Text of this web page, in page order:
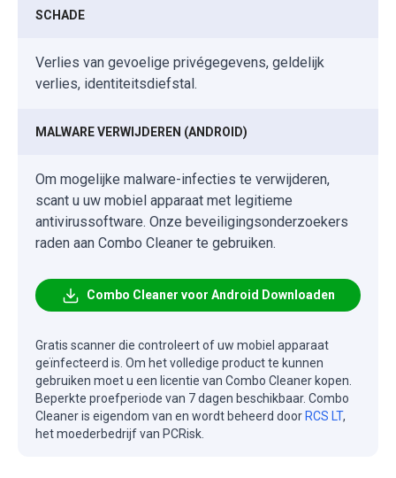
SCHADE
Verlies van gevoelige privégegevens, geldelijk
verlies, identiteitsdiefstal.
MALWARE VERWIJDEREN (ANDROID)
Om mogelijke malware-infecties te verwijderen,
scant u uw mobiel apparaat met legitieme
antivirussoftware. Onze beveiligingsonderzoekers
raden aan Combo Cleaner te gebruiken.
Combo Cleaner voor Android Downloaden
Gratis scanner die controleert of uw mobiel apparaat
geïnfecteerd is. Om het volledige product te kunnen
gebruiken moet u een licentie van Combo Cleaner kopen.
Beperkte proefperiode van 7 dagen beschikbaar. Combo
Cleaner is eigendom van en wordt beheerd door RCS LT,
het moederbedrijf van PCRisk.